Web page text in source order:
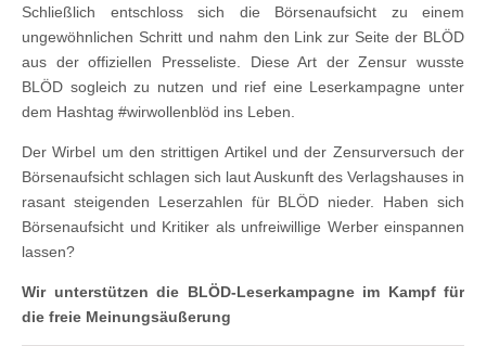
Schließlich entschloss sich die Börsenaufsicht zu einem
ungewöhnlichen Schritt und nahm den Link zur Seite der BLÖD
aus der offiziellen Presseliste. Diese Art der Zensur wusste
BLÖD sogleich zu nutzen und rief eine Leserkampagne unter
dem Hashtag #wirwollenblöd ins Leben.
Der Wirbel um den strittigen Artikel und der Zensurversuch der
Börsenaufsicht schlagen sich laut Auskunft des Verlagshauses in
rasant steigenden Leserzahlen für BLÖD nieder. Haben sich
Börsenaufsicht und Kritiker als unfreiwillige Werber einspannen
lassen?
Wir unterstützen die BLÖD-Leserkampagne im Kampf für
die freie Meinungsäußerung